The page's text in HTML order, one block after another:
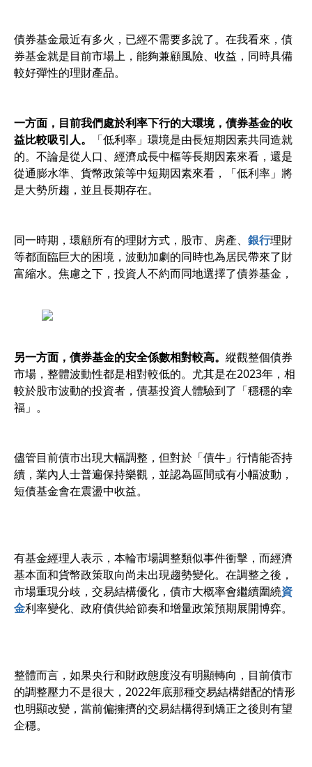
債券基金最近有多火，已經不需要多說了。在我看來，債
券基金就是目前市場上，能夠兼顧風險、收益，同時具備
較好彈性的理財產品。
一方面，目前我們處於利率下行的大環境，債券基金的收
益比較吸引人。
「低利率」環境是由長短期因素共同造就
的。不論是從人口、經濟成長中樞等長期因素來看，還是
從通膨水準、貨幣政策等中短期因素來看，「低利率」將
是大勢所趨，並且長期存在。
同一時期，環顧所有的理財方式，股市、房產、 銀行理財
等都面臨巨大的困境，波動加劇的同時也為居民帶來了財
富縮水。焦慮之下，投資人不約而同地選擇了債券基金，
另一方面，債券基金的安全係數相對較高。 縱觀整個債券
市場，整體波動性都是相對較低的。尤其是在2023年，相
較於股市波動的投資者，債基投資人體驗到了「穩穩的幸
福」。
儘管目前債市出現大幅調整，但對於「債牛」行情能否持
續，業內人士普遍保持樂觀，並認為區間或有小幅波動，
短債基金會在震盪中收益。
有基金經理人表示，本輪市場調整類似事件衝擊，而經濟
基本面和貨幣政策取向尚未出現趨勢變化。在調整之後，
市場重現分歧，交易結構優化，債市大概率會繼續圍繞資
金利率變化、政府債供給節奏和增量政策預期展開博弈。
整體而言，如果央行和財政態度沒有明顯轉向，目前債市
的調整壓力不是很大，2022年底那種交易結構錯配的情形
也明顯改變，當前偏擁擠的交易結構得到矯正之後則有望
企穩。